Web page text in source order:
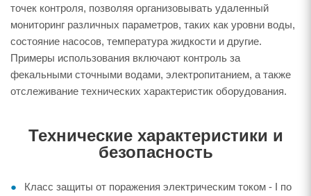
точек контроля, позволяя организовывать удаленный
мониторинг различных параметров, таких как уровни воды,
состояние насосов, температура жидкости и другие.
Примеры использования включают контроль за
фекальными сточными водами, электропитанием, а также
отслеживание технических характеристик оборудования.
Технические характеристики и
безопасность
Класс защиты от поражения электрическим током - I по